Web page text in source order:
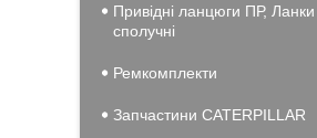
Привідні ланцюги ПР, Ланки
сполучні
Ремкомплекти
Запчастини CATERPILLAR